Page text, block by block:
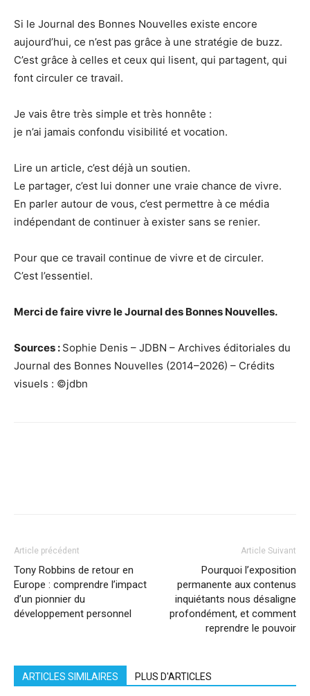
Si le Journal des Bonnes Nouvelles existe encore
aujourd’hui, ce n’est pas grâce à une stratégie de buzz.
C’est grâce à celles et ceux qui lisent, qui partagent, qui
font circuler ce travail.
Je vais être très simple et très honnête :
je n’ai jamais confondu visibilité et vocation.
Lire un article, c’est déjà un soutien.
Le partager, c’est lui donner une vraie chance de vivre.
En parler autour de vous, c’est permettre à ce média
indépendant de continuer à exister sans se renier.
Pour que ce travail continue de vivre et de circuler.
C’est l’essentiel.
Merci de faire vivre le Journal des Bonnes Nouvelles.
Sources : Sophie Denis – JDBN – Archives éditoriales du
Journal des Bonnes Nouvelles (2014–2026) – Crédits
visuels : ©jdbn
Article précédent
Tony Robbins de retour en
Europe : comprendre l’impact
d’un pionnier du
développement personnel
Article Suivant
Pourquoi l’exposition
permanente aux contenus
inquiétants nous désaligne
profondément, et comment
reprendre le pouvoir
ARTICLES SIMILAIRES PLUS D'ARTICLES